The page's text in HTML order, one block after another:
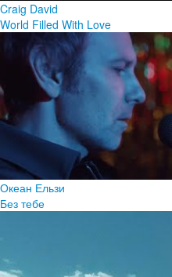
Craig David
World Filled With Love
Океан Ельзи
Без тебе